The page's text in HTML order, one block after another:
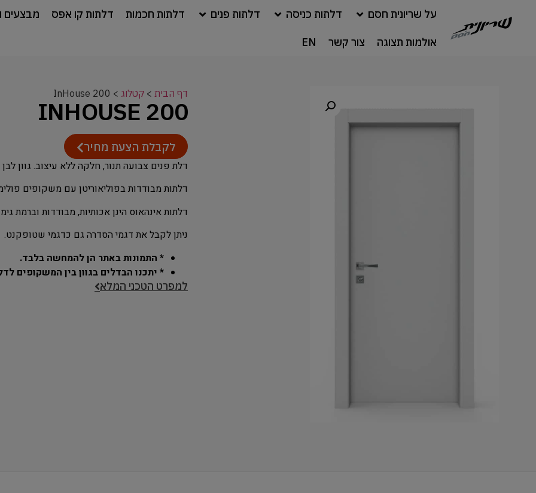
על שריונית חסם דלתות כניסה דלתות פנים דלתות חכמות דלתות קו אפס מבצעים
אולמות תצוגה צור קשר EN
דף הבית > קטלוג >
InHouse 200
INHOUSE 200
לקבלת הצעת מחיר
דלת פנים צבועה תנור, חלקה ללא עיצוב. גוון לבן / שמנת. 24 צבעים
דלתות מבודדות בפוליאוריטן עם משקופים
דלתות אינהאוס הינן אכותיות, מבודדות וברמת
ניתן לקבל את דגמי הסדרה גם כדגמי שטופקנט.
* התמונות באתר הן להמחשה בלבד.
* יתכנו הבדלים בגוון בין המשקופים
למפרט הטכני המלא